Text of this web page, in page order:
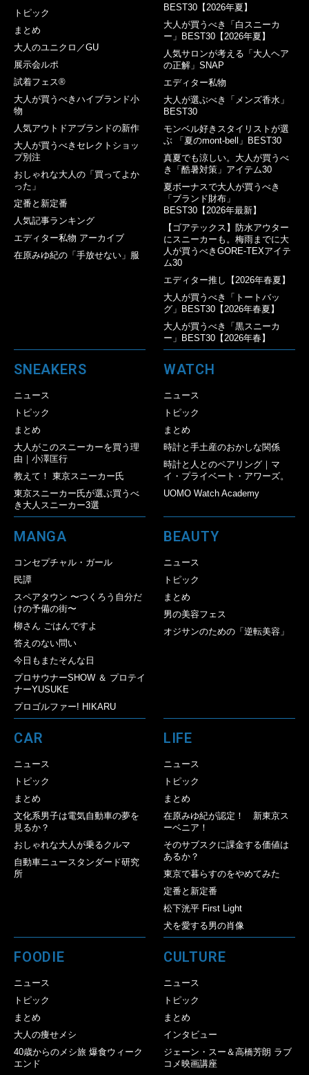
トピック
まとめ
大人のユニクロ／GU
展示会ルポ
試着フェス®︎
大人が買うべきハイブランド小
物
人気アウトドアブランドの新作
大人が買うべきセレクトショッ
プ別注
おしゃれな大人の「買ってよか
った」
定番と新定番
人気記事ランキング
エディター私物 アーカイブ
在原みゆ紀の「手放せない」服
BEST30【2026年夏】
大人が買うべき「白スニーカ
ー」BEST30【2026年夏】
人気サロンが考える「大人ヘア
の正解」SNAP
エディター私物
大人が選ぶべき「メンズ香水」
BEST30
モンベル好きスタイリストが選
ぶ 「夏のmont-bell」BEST30
真夏でも涼しい。大人が買うべ
き「酷暑対策」アイテム30
夏ボーナスで大人が買うべき
「ブランド財布」
BEST30【2026年最新】
【ゴアテックス】防水アウター
にスニーカーも。梅雨までに大
人が買うべきGORE-TEXアイテ
ム30
エディター推し【2026年春夏】
大人が買うべき「トートバッ
グ」BEST30【2026年春夏】
大人が買うべき「黒スニーカ
ー」BEST30【2026年春】
SNEAKERS
ニュース
トピック
まとめ
大人がこのスニーカーを買う理
由｜小澤匡行
教えて！ 東京スニーカー氏
東京スニーカー氏が選ぶ買うべ
き大人スニーカー3選
WATCH
ニュース
トピック
まとめ
時計と手土産のおかしな関係
時計と人とのペアリング｜マ
イ・プライベート・アワーズ。
UOMO Watch Academy
MANGA
コンセプチャル・ガール
民譚
スペアタウン 〜つくろう自分だ
けの予備の街〜
柳さん ごはんですよ
答えのない問い
今日もまたそんな日
プロサウナーSHOW ＆ プロテイ
ナーYUSUKE
プロゴルファー! HIKARU
BEAUTY
ニュース
トピック
まとめ
男の美容フェス
オジサンのための「逆転美容」
CAR
ニュース
トピック
まとめ
文化系男子は電気自動車の夢を
見るか？
おしゃれな大人が乗るクルマ
自動車ニュースタンダード研究
所
LIFE
ニュース
トピック
まとめ
在原みゆ紀が認定！ 新東京ス
ーベニア！
そのサブスクに課金する価値は
あるか？
東京で暮らすのをやめてみた
定番と新定番
松下洸平 First Light
犬を愛する男の肖像
FOODIE
ニュース
トピック
まとめ
大人の痩せメシ
40歳からのメシ旅 爆食ウィーク
エンド
CULTURE
ニュース
トピック
まとめ
インタビュー
ジェーン・スー＆高橋芳朗 ラブ
コメ映画講座